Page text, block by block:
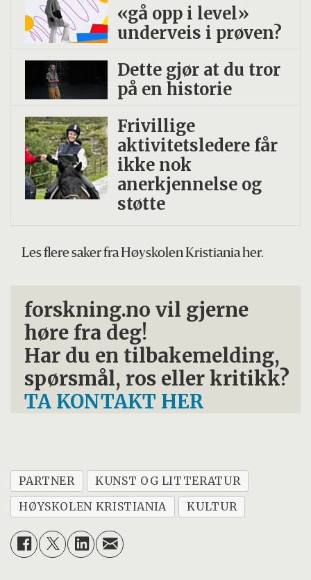
«gå opp i level»
underveis i prøven?
Dette gjør at du tror
på en historie
Frivillige
aktivitetsledere får
ikke nok
anerkjennelse og
støtte
Les flere saker fra Høyskolen Kristiania her.
forskning.no vil gjerne
høre fra deg!
Har du en tilbakemelding,
spørsmål, ros eller kritikk?
TA KONTAKT HER
PARTNER
KUNST OG LITTERATUR
HØYSKOLEN KRISTIANIA
KULTUR